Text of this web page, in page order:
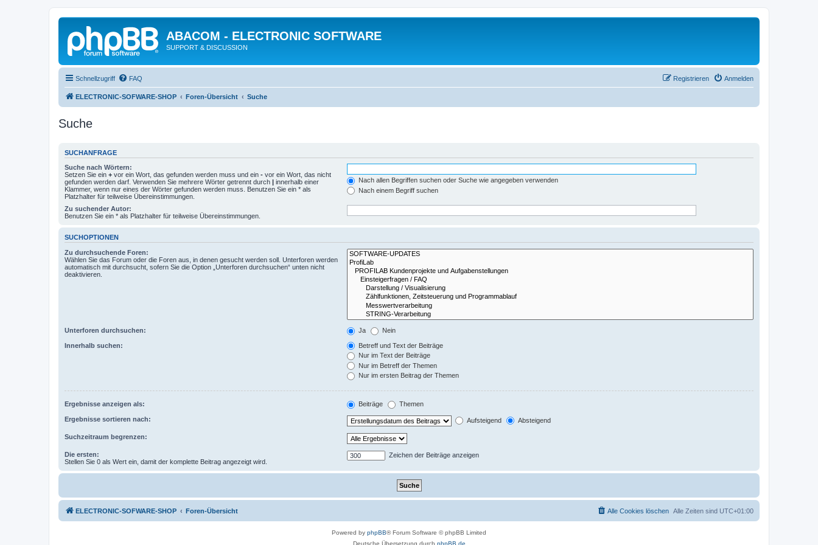
ABACOM - ELECTRONIC SOFTWARE
SUPPORT & DISCUSSION
Schnellzugriff FAQ Anmelden
Registrieren
ELECTRONIC-SOFWARE-SHOP Foren-Übersicht Suche
Suche
SUCHANFRAGE
Suche nach Wörtern:
Setzen Sie ein + vor ein Wort, das gefunden werden muss und ein - vor ein Wort, das nicht
gefunden werden darf. Verwenden Sie mehrere Wörter getrennt durch | innerhalb einer
Klammer, wenn nur eines der Wörter gefunden werden muss. Benutzen Sie ein * als
Platzhalter für teilweise Übereinstimmungen.
Nach allen Begriffen suchen oder Suche wie angegeben verwenden
Nach einem Begriff suchen
Zu suchender Autor:
Benutzen Sie ein * als Platzhalter für teilweise Übereinstimmungen.
SUCHOPTIONEN
Zu durchsuchende Foren:
Wählen Sie das Forum oder die Foren aus, in denen gesucht werden soll. Unterforen werden
automatisch mit durchsucht, sofern Sie die Option „Unterforen durchsuchen“ unten nicht
deaktivieren.
Unterforen durchsuchen: Ja Nein
Innerhalb suchen:
Betreff und Text der Beiträge
Nur im Text der Beiträge
Nur im Betreff der Themen
Nur im ersten Beitrag der Themen
Ergebnisse anzeigen als: Beiträge Themen
Ergebnisse sortieren nach: Aufsteigend Absteigend
Suchzeitraum begrenzen:
Die ersten:
Stellen Sie 0 als Wert ein, damit der komplette Beitrag angezeigt wird.
Zeichen der Beiträge anzeigen
ELECTRONIC-SOFWARE-SHOP Foren-Übersicht Alle Zeiten sind UTC+01:00
Alle Cookies löschen
Powered by phpBB® Forum Software © phpBB Limited
Deutsche Übersetzung durch phpBB.de